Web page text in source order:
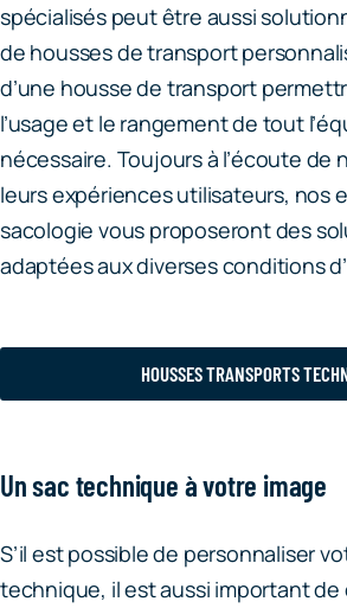
spécialisés peut être aussi
de housses de transport
d’une housse de transport
l’usage et le rangement de tout
nécessaire. Toujours à l’écoute de
leurs expériences utilisateurs, nos
sacologie vous proposeront des
adaptées aux diverses conditions
HOUSSES TRANSPORTS
Un sac technique à votre image
S’il est possible de personnaliser
technique, il est aussi important de